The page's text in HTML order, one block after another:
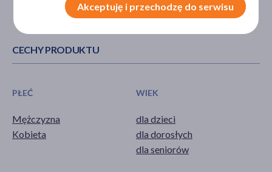
CECHY PRODUKTU
PŁEĆ
Mężczyzna
Kobieta
WIEK
dla dzieci
dla dorosłych
dla seniorów
Akceptuję i przechodzę do serwisu